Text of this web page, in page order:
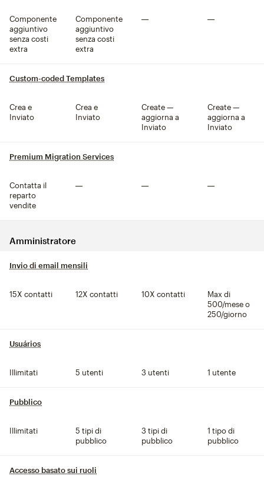
Componente
aggiuntivo
senza costi
extra
Componente
aggiuntivo
senza costi
extra
Custom-coded Templates
Crea e
Inviato
Crea e
Inviato
Create —
aggiorna a
Inviato
Create —
aggiorna a
Inviato
Premium Migration Services
Contatta il
reparto
vendite
Amministratore
Invio di email mensili
15X contatti 12X contatti 10X contatti
Max di
500/mese o
250/giorno
Usuários
Illimitati 5 utenti 3 utenti 1 utente
Pubblico
Illimitati
5 tipi di
pubblico
3 tipi di
pubblico
1 tipo di
pubblico
Accesso basato sui ruoli